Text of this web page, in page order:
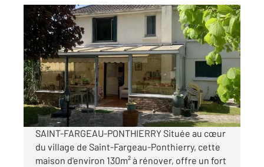
ST FARGEAU PONTHIERRY 77
105,65 m2, 4 pièces
Ref : 2963
Maison à vendre
220 000 €
Visiter le site dédié
SAINT-FARGEAU-PONTHIERRY Située au cœur
du village de Saint-Fargeau-Ponthierry, cette
maison d'environ 130m² à rénover, offre un fort